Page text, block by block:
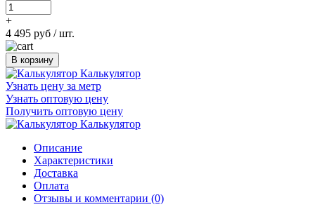
+
4 495 руб / шт.
В корзину
Калькулятор
Узнать цену за метр
Узнать оптовую цену
Получить оптовую цену
Калькулятор
Описание
Характеристики
Доставка
Оплата
Отзывы и комментарии (0)